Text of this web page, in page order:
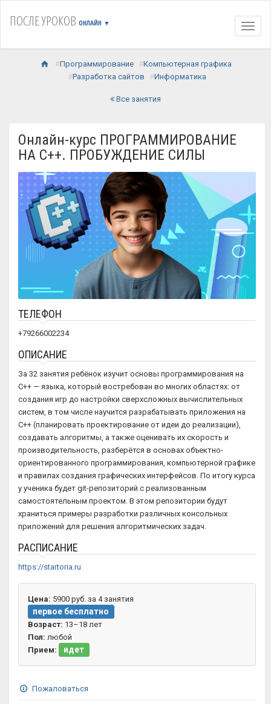
ПОСЛЕ УРОКОВ ОНЛАЙН ▼
Программирование
Компьютерная графика
Разработка сайтов
Информатика
Все занятия
Онлайн-курс ПРОГРАММИРОВАНИЕ
НА С++. ПРОБУЖДЕНИЕ СИЛЫ
ТЕЛЕФОН
+79266002234
ОПИСАНИЕ
За 32 занятия ребёнок изучит основы программирования на
С++ — языка, который востребован во многих областях: от
создания игр до настройки сверхсложных вычислительных
систем, в том числе научится разрабатывать приложения на
C++ (планировать проектирование от идеи до реализации),
создавать алгоритмы, а также оценивать их скорость и
производительность, разберётся в основах объектно-
ориентированного программирования, компьютерной графике
и правилах создания графических интерфейсов. По итогу курса
у ученика будет git-репозиторий с реализованным
самостоятельным проектом. В этом репозитории будут
храниться примеры разработки различных консольных
приложений для решения алгоритмических задач.
РАСПИСАНИЕ
https://startoria.ru
Цена: 5900 руб. за 4 занятия
первое бесплатно
Возраст: 13–18 лет
Пол: любой
Прием:
идет
Пожаловаться